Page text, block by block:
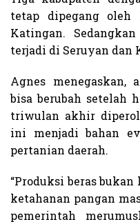
tetap dipegang oleh
Katingan.
terjadi di Seruyan dan
Agnes menegaskan,
bisa berubah setelah
triwulan akhir
ini menjadi bahan
pertanian daerah.
“Produksi beras
ketahanan pangan
pemerintah